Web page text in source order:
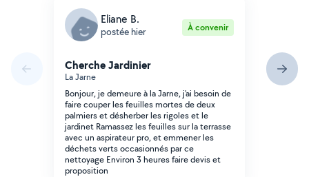
Eliane B.
postée hier À convenir
Cherche Jardinier
La Jarne
Bonjour, je demeure à la Jarne, j'ai besoin de
faire couper les feuilles mortes de deux
palmiers et désherber les rigoles et le
jardinet Ramassez les feuilles sur la terrasse
avec un aspirateur pro, et emmener les
déchets verts occasionnés par ce
nettoyage Environ 3 heures faire devis et
proposition